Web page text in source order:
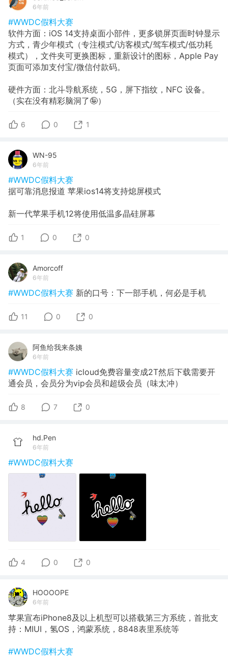
6年前
#WWDC假料大赛
软件方面：iOS 14支持桌面小部件，更多锁屏页面时钟显示
方式，青少年模式（专注模式/访客模式/驾车模式/低功耗
模式），文件夹可更换图标，重新设计的图标，Apple Pay
页面可添加支付宝/微信付款码。
硬件方面：北斗导航系统，5G，屏下指纹，NFC 设备。
（实在没有精彩脑洞了🤪）
6 0 1
WN-95
6年前
#WWDC假料大赛
据可靠消息报道 苹果ios14将支持熄屏模式
新一代苹果手机12将使用低温多晶硅屏幕
1 0 0
Amorcoff
6年前
#WWDC假料大赛 新的口号：下一部手机，何必是手机
11 0 0
阿鱼给我来条姨
6年前
#WWDC假料大赛 icloud免费容量变成2T然后下载需要开
通会员，会员分为vip会员和超级会员（味太冲）
8 7 0
hd.Pen
6年前
#WWDC假料大赛
4 0 0
HOOOOPE
6年前
苹果宣布iPhone8及以上机型可以搭载第三方系统，首批支
持：MIUI，氢OS，鸿蒙系统，8848表里系统等
#WWDC假料大赛